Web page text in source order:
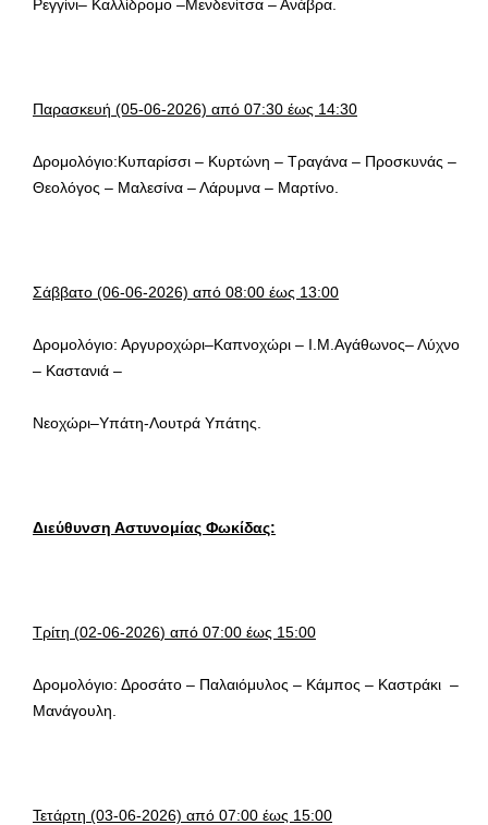
Ρεγγίνι– Καλλίδρομο –Μενδενίτσα – Ανάβρα.
Παρασκευή (05-06-2026) από 07:30 έως 14:30
Δρομολόγιο:Κυπαρίσσι – Κυρτώνη – Τραγάνα – Προσκυνάς –
Θεολόγος – Μαλεσίνα – Λάρυμνα – Μαρτίνο.
Σάββατο (06-06-2026) από 08:00 έως 13:00
Δρομολόγιο: Αργυροχώρι–Καπνοχώρι – Ι.Μ.Αγάθωνος– Λύχνο
– Καστανιά –
Νεοχώρι–Υπάτη-Λουτρά Υπάτης.
Διεύθυνση Αστυνομίας Φωκίδας:
Τρίτη (02-06-2026) από 07:00 έως 15:00
Δρομολόγιο: Δροσάτο – Παλαιόμυλος – Κάμπος – Καστράκι –
Μανάγουλη.
Τετάρτη (03-06-2026) από 07:00 έως 15:00